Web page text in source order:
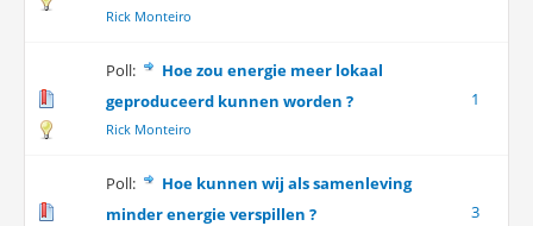
Rick Monteiro
Poll:
Hoe zou energie meer lokaal
geproduceerd kunnen worden ?
Rick Monteiro
1
Poll:
Hoe kunnen wij als samenleving
minder energie verspillen ?
3